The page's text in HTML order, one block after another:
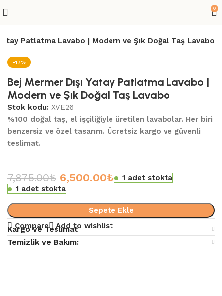
0
Patlatma Lavabo | Modern ve Şık Doğal Taş Lavabo
-17%
Bej Mermer Dışı Yatay Patlatma Lavabo |
Modern ve Şık Doğal Taş Lavabo
Stok kodu:XVE26
%100 doğal taş, el işçiliğiyle üretilen lavabolar. Her biri
benzersiz ve özel tasarım. Ücretsiz kargo ve güvenli
teslimat.
7,875.00₺ 6,500.00₺
1 adet stokta
1 adet stokta
Sepete Ekle
Compare
Add to wishlist
Kargo ve Teslimat
Temizlik ve Bakım: